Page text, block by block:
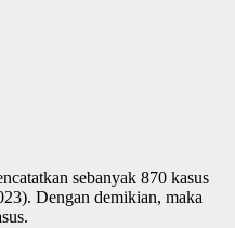
sebanyak 870 kasus
Dengan demikian, maka